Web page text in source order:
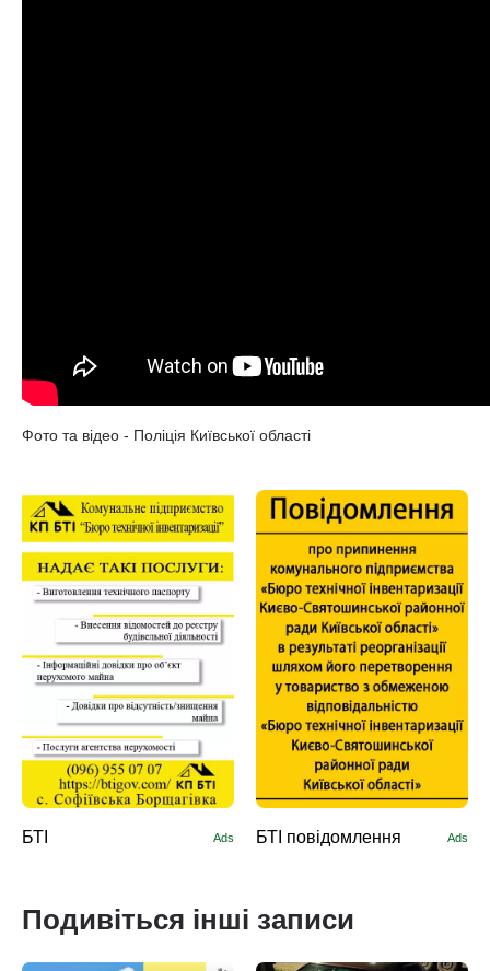
Фото та відео - Поліція Київської області
БТІ Ads БТІ повідомлення Ads
Подивіться інші записи